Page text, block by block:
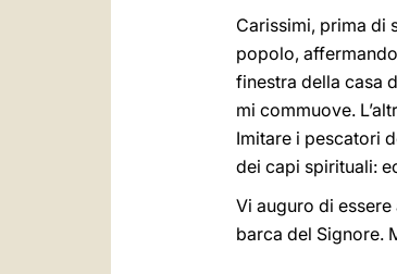
Carissimi, prima di
popolo,
finestra della casa
mi commuove.
Imitare i pescatori
dei capi spirituali:
Vi auguro di
barca del Signore.